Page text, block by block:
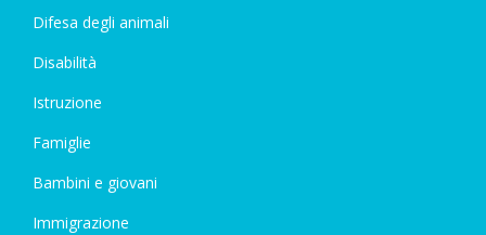
Difesa degli animali
Disabilità
Istruzione
Famiglie
Bambini e giovani
Immigrazione